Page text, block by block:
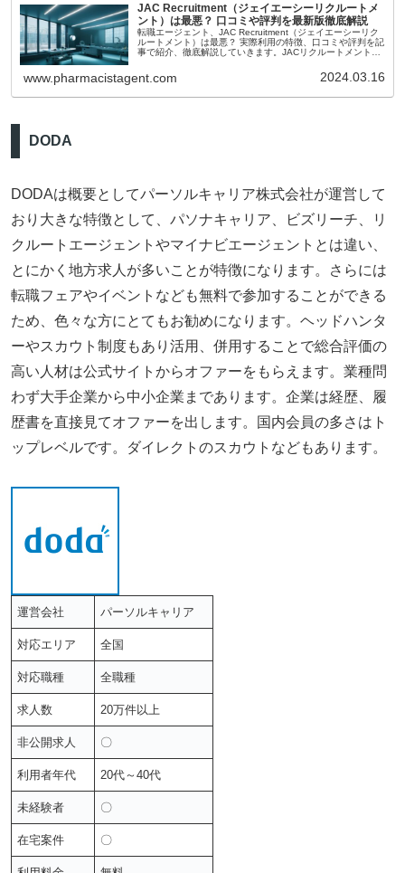
JAC Recruitment（ジェイエーシーリクルートメ
ント）は最悪？ 口コミや評判を最新版徹底解説
転職エージェント、JAC Recruitment（ジェイエーシーリク
ルートメント）は最悪？ 実際利用の特徴、口コミや評判を記
事で紹介、徹底解説していきます。JACリクルートメント
ジェントです。しかし人気のエージェントであるがゆえに、
不満を持つユーザーが多くいることでも知られています。
www.pharmacistagent.com 2024.03.16
DODA
DODAは概要としてパーソルキャリア株式会社が運営して
おり大きな特徴として、パソナキャリア、ビズリーチ、リ
クルートエージェントやマイナビエージェントとは違い、
とにかく地方求人が多いことが特徴になります。さらには
転職フェアやイベントなども無料で参加することができる
ため、色々な方にとてもお勧めになります。ヘッドハンタ
ーやスカウト制度もあり活用、併用することで総合評価の
高い人材は公式サイトからオファーをもらえます。業種問
わず大手企業から中小企業まであります。企業は経歴、履
歴書を直接見てオファーを出します。国内会員の多さはト
ップレベルです。ダイレクトのスカウトなどもあります。
運営会社 パーソルキャリア
対応エリア 全国
対応職種 全職種
求人数 20万件以上
非公開求人 〇
利用者年代 20代～40代
未経験者 〇
在宅案件 〇